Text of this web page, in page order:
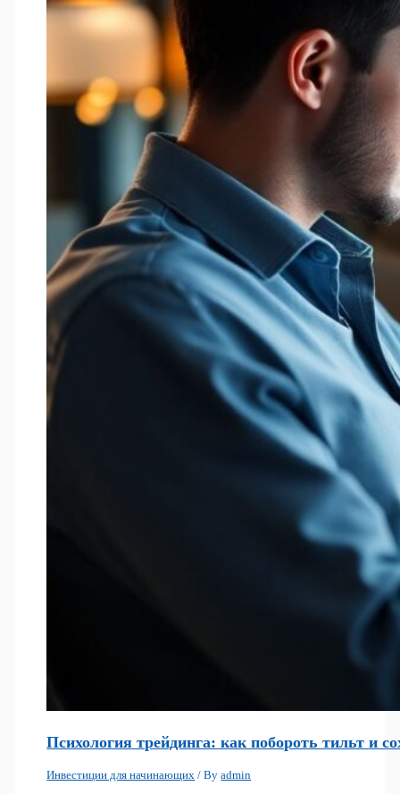
Психология трейдинга: как побороть тильт и
Инвестиции для начинающих / Byadmin